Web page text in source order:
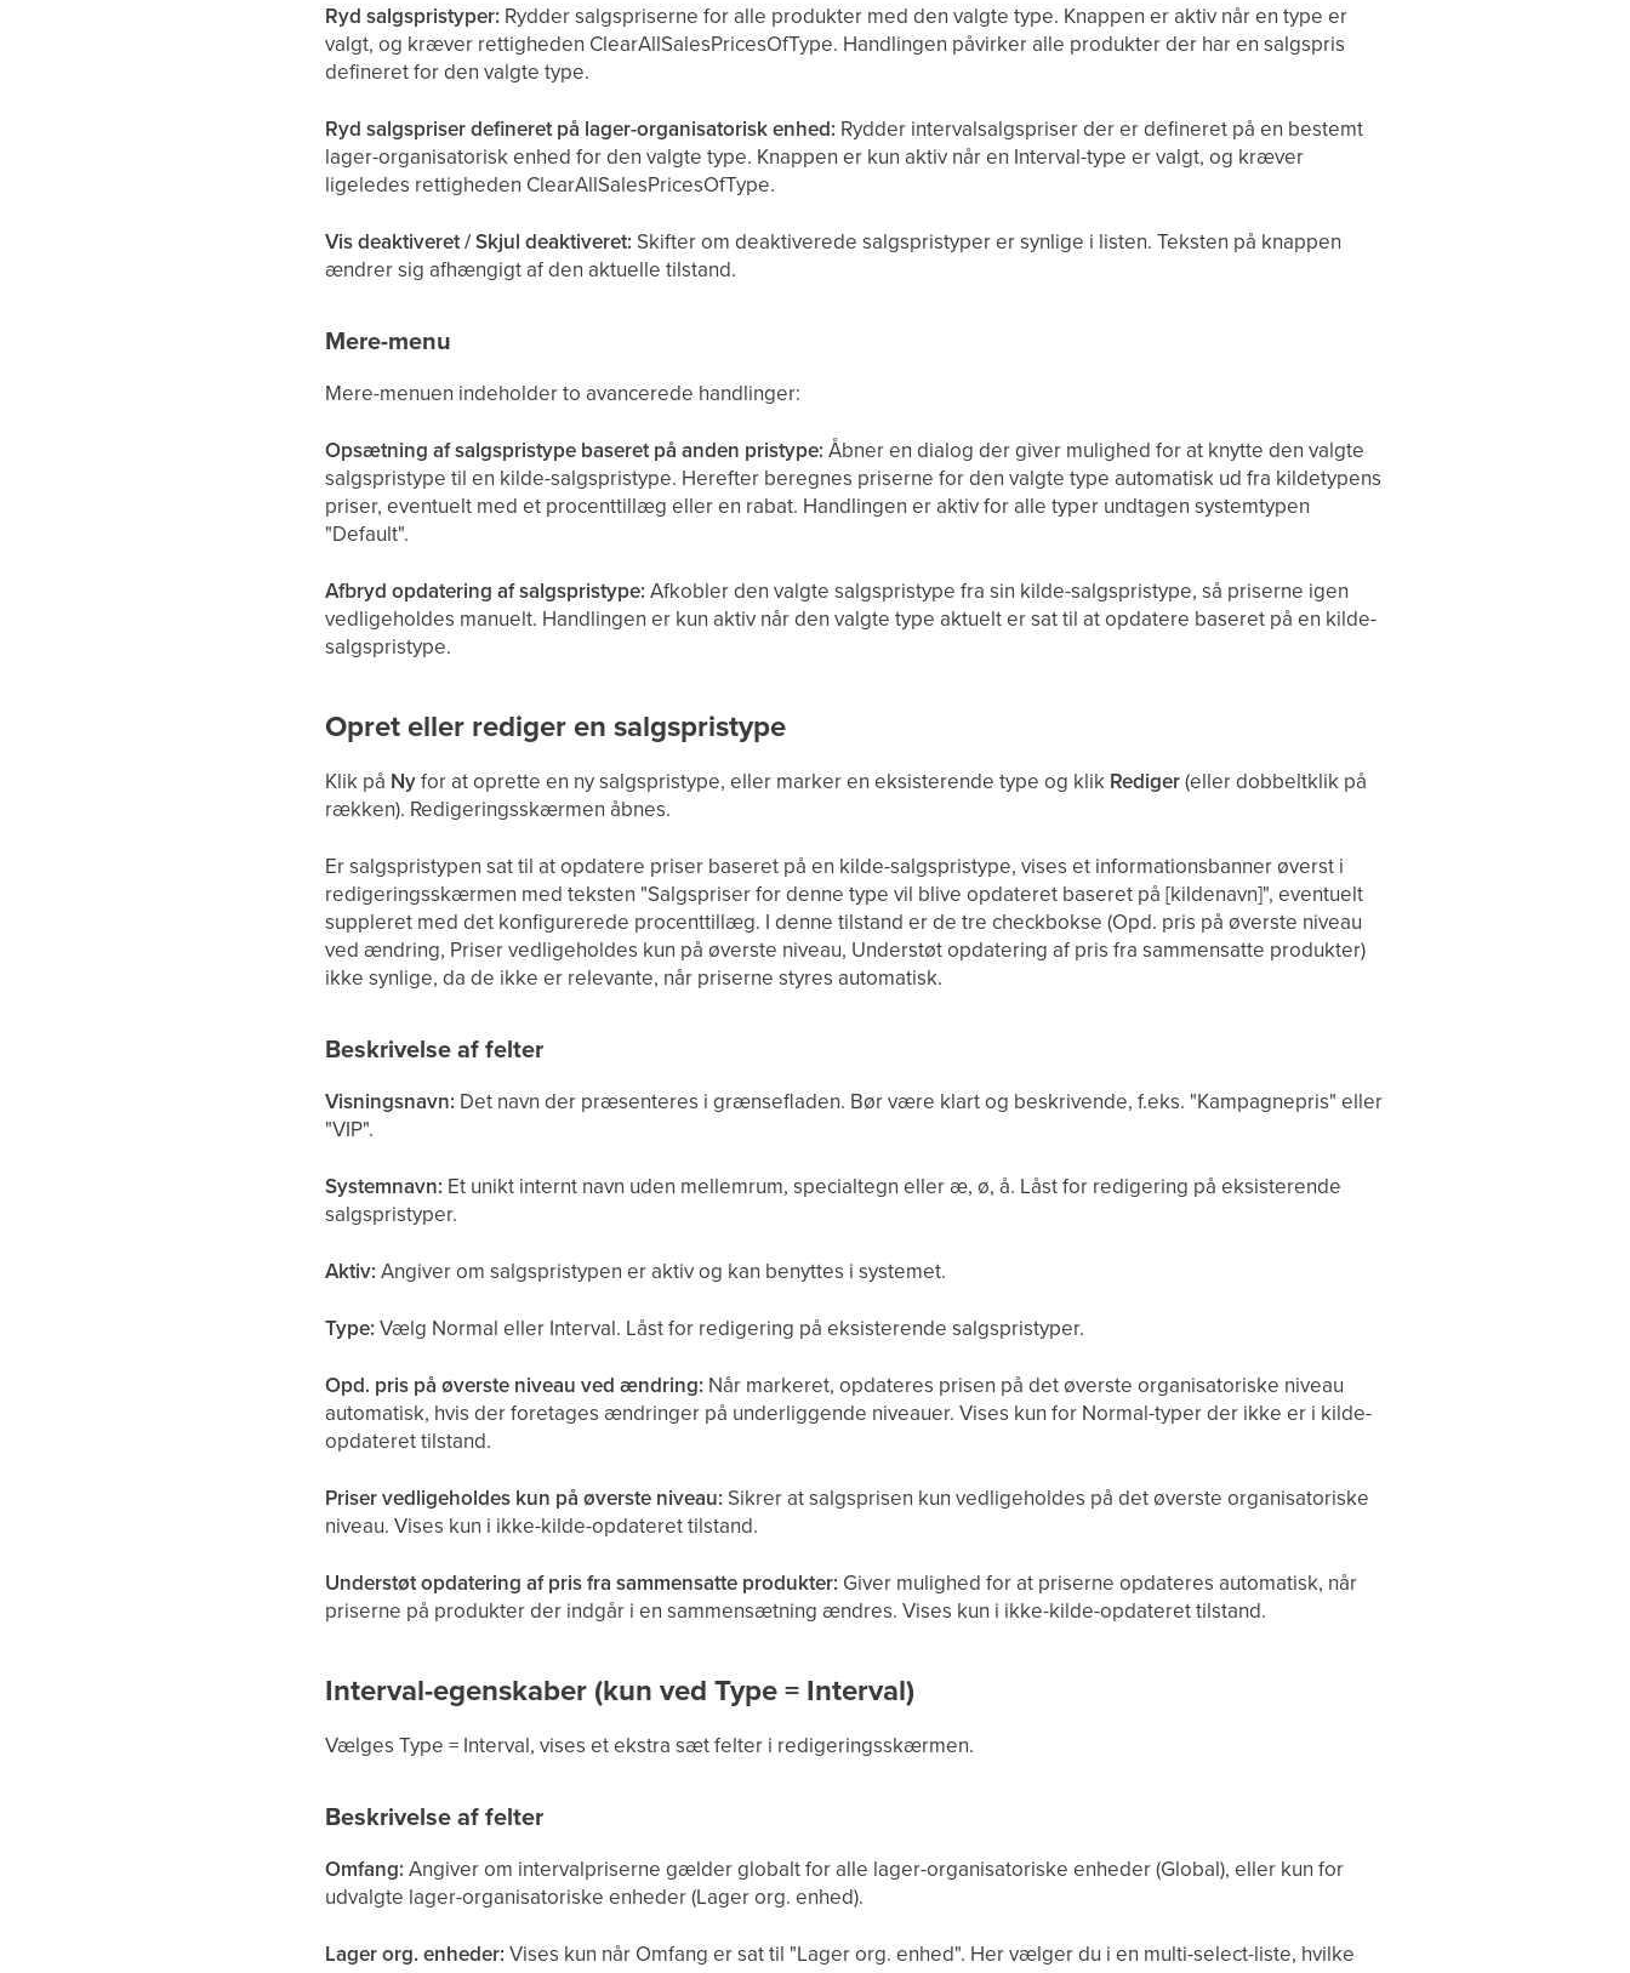
Ryd salgspristyper: Rydder salgspriserne for alle produkter med den valgte type. Knappen er aktiv når en type er
valgt, og kræver rettigheden ClearAllSalesPricesOfType. Handlingen påvirker alle produkter der har en salgspris
defineret for den valgte type.
Ryd salgspriser defineret på lager-organisatorisk enhed: Rydder intervalsalgspriser der er defineret på en bestemt
lager-organisatorisk enhed for den valgte type. Knappen er kun aktiv når en Interval-type er valgt, og kræver
ligeledes rettigheden ClearAllSalesPricesOfType.
Vis deaktiveret / Skjul deaktiveret: Skifter om deaktiverede salgspristyper er synlige i listen. Teksten på knappen
ændrer sig afhængigt af den aktuelle tilstand.
Mere-menu
Mere-menuen indeholder to avancerede handlinger:
Opsætning af salgspristype baseret på anden pristype: Åbner en dialog der giver mulighed for at knytte den valgte
salgspristype til en kilde-salgspristype. Herefter beregnes priserne for den valgte type automatisk ud fra kildetypens
priser, eventuelt med et procenttillæg eller en rabat. Handlingen er aktiv for alle typer undtagen systemtypen
"Default".
Afbryd opdatering af salgspristype: Afkobler den valgte salgspristype fra sin kilde-salgspristype, så priserne igen
vedligeholdes manuelt. Handlingen er kun aktiv når den valgte type aktuelt er sat til at opdatere baseret på en kilde-
salgspristype.
Opret eller rediger en salgspristype
Klik på Nyfor at oprette en ny salgspristype, eller marker en eksisterende type og klik Rediger(eller dobbeltklik på
rækken). Redigeringsskærmen åbnes.
Er salgspristypen sat til at opdatere priser baseret på en kilde-salgspristype, vises et informationsbanner øverst i
redigeringsskærmen med teksten "Salgspriser for denne type vil blive opdateret baseret på [kildenavn]", eventuelt
suppleret med det konfigurerede procenttillæg. I denne tilstand er de tre checkbokse (Opd. pris på øverste niveau
ved ændring, Priser vedligeholdes kun på øverste niveau, Understøt opdatering af pris fra sammensatte produkter)
ikke synlige, da de ikke er relevante, når priserne styres automatisk.
Beskrivelse af felter
Visningsnavn: Det navn der præsenteres i grænsefladen. Bør være klart og beskrivende, f.eks. "Kampagnepris" eller
"VIP".
Systemnavn: Et unikt internt navn uden mellemrum, specialtegn eller æ, ø, å. Låst for redigering på eksisterende
salgspristyper.
Aktiv: Angiver om salgspristypen er aktiv og kan benyttes i systemet.
Type: Vælg Normal eller Interval. Låst for redigering på eksisterende salgspristyper.
Opd. pris på øverste niveau ved ændring: Når markeret, opdateres prisen på det øverste organisatoriske niveau
automatisk, hvis der foretages ændringer på underliggende niveauer. Vises kun for Normal-typer der ikke er i kilde-
opdateret tilstand.
Priser vedligeholdes kun på øverste niveau: Sikrer at salgsprisen kun vedligeholdes på det øverste organisatoriske
niveau. Vises kun i ikke-kilde-opdateret tilstand.
Understøt opdatering af pris fra sammensatte produkter: Giver mulighed for at priserne opdateres automatisk, når
priserne på produkter der indgår i en sammensætning ændres. Vises kun i ikke-kilde-opdateret tilstand.
Interval-egenskaber (kun ved Type = Interval)
Vælges Type = Interval, vises et ekstra sæt felter i redigeringsskærmen.
Beskrivelse af felter
Omfang: Angiver om intervalpriserne gælder globalt for alle lager-organisatoriske enheder (Global), eller kun for
udvalgte lager-organisatoriske enheder (Lager org. enhed).
Lager org. enheder: Vises kun når Omfang er sat til "Lager org. enhed". Her vælger du i en multi-select-liste, hvilke